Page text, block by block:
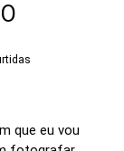
que eu vou